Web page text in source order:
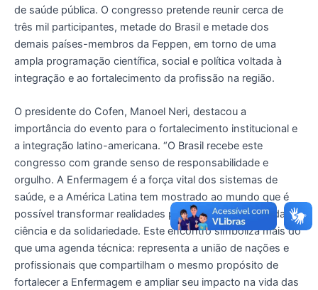
de saúde pública. O congresso pretende reunir cerca de
três mil participantes, metade do Brasil e metade dos
demais países-membros da Feppen, em torno de uma
ampla programação científica, social e política voltada à
integração e ao fortalecimento da profissão na região.
O presidente do Cofen, Manoel Neri, destacou a
importância do evento para o fortalecimento institucional e
a integração latino-americana. “O Brasil recebe este
congresso com grande senso de responsabilidade e
orgulho. A Enfermagem é a força vital dos sistemas de
saúde, e a América Latina tem mostrado ao mundo que é
possível transformar realidades por meio do cuidado, da
ciência e da solidariedade. Este encontro simboliza mais do
que uma agenda técnica: representa a união de nações e
profissionais que compartilham o mesmo propósito de
fortalecer a Enfermagem e ampliar seu impacto na vida das